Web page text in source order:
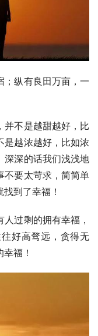
；纵有良田万亩，一
并不是越甜越好，比
是越浓越好，比如浓
深深的话我们浅浅地
不要太苛求，简简单
到了幸福！
过剩的拥有幸福，
好高骛远，贪得无
福！